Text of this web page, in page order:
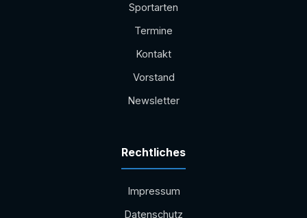
Sportarten
Termine
Kontakt
Vorstand
Newsletter
Rechtliches
Impressum
Datenschutz